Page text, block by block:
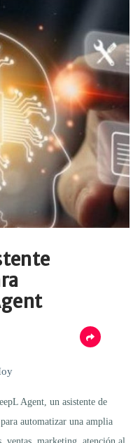
Agent, un asistente de
automatizar una amplia